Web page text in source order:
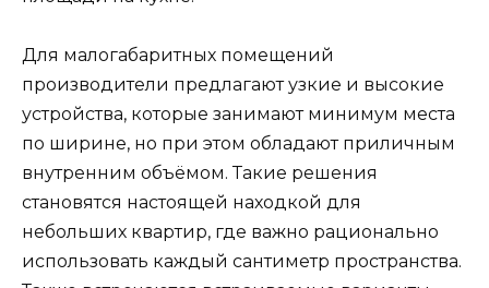
Для малогабаритных помещений
производители предлагают узкие и высокие
устройства, которые занимают минимум места
по ширине, но при этом обладают приличным
внутренним объёмом. Такие решения
становятся настоящей находкой для
небольших квартир, где важно рационально
использовать каждый сантиметр пространства.